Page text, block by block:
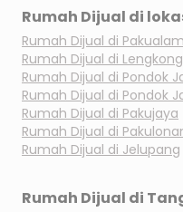
Rumah Dijual di
Rumah Dijual di Pakualam
Rumah Dijual di
Rumah Dijual di Pondok
Rumah Dijual di Pondok
Rumah Dijual di Pakujaya
Rumah Dijual di
Rumah Dijual di Jelupang
Rumah Dijual di